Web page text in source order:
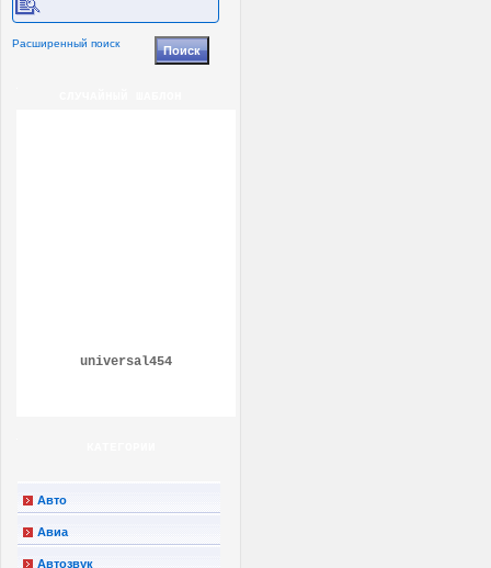
Расширенный поиск
universal454
Авто
Авиа
Автозвук